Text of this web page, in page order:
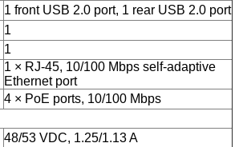
1 front USB 2.0 port, 1 rear USB 2.0 port
1
1
1 × RJ-45, 10/100 Mbps self-adaptive
Ethernet port
4 × PoE ports, 10/100 Mbps
48/53 VDC, 1.25/1.13 A